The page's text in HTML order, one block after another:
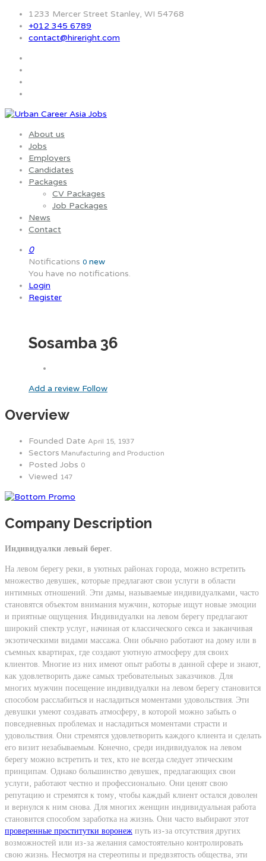
1233 Mercer Street Stanley, WI 54768
+012 345 6789
contact@hireright.com
About us
Jobs
Employers
Candidates
Packages
CV Packages
Job Packages
News
Contact
0
Notifications 0 new
You have no notifications.
Login
Register
Sosamba 36
Add a review Follow
Overview
Founded Date April 15, 1937
Sectors Manufacturing and Production
Posted Jobs 0
Viewed 147
Company Description
Индивидуалки левый берег.
На левом берегу реки, в уютных районах города, можно встретить
множество девушек, которые предлагают свои услуги в области
интимных отношений. Эти дамы, называемые индивидуалками, часто
становятся объектом внимания мужчин, которые ищут новые эмоции
и приятные ощущения. Индивидуалки на левом берегу предлагают
широкий спектр услуг, начиная от классического секса и заканчивая
экзотическими видами массажа. Они обычно работают на дому или в
съемных квартирах, где создают уютную атмосферу для своих
клиентов. Многие из них имеют опыт работы в данной сфере и знают,
как удовлетворить даже самых требовательных заказчиков. Для
многих мужчин посещение индивидуалки на левом берегу становится
способом расслабиться и насладиться моментами удовольствия. Эти
девушки умеют создавать атмосферу, в которой можно забыть о
повседневных проблемах и насладиться моментами страсти и
удовольствия. Они стремятся удовлетворить каждого клиента и сделать
его визит незабываемым. Конечно, среди индивидуалок на левом
берегу можно встретить и тех, кто не всегда следует этическим
принципам. Однако большинство девушек, предлагающих свои
услуги, работают честно и профессионально. Они ценят свою
репутацию и стремятся к тому, чтобы каждый клиент остался доволен
и вернулся к ним снова. Для многих женщин индивидуальная работа
становится способом заработка на жизнь. Они часто выбирают этот
проверенные проститутки воронеж путь из-за отсутствия других
возможностей или из-за желания самостоятельно контролировать
свою жизнь. Несмотря на стереотипы и предвзятость общества, эти